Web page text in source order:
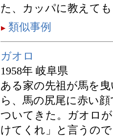
た、カッパに教えて
類似事例
ガオロ
1958年 岐阜県
ある家の先祖が馬を
ら、馬の尻尾に赤い
ついてきた。ガオロ
けてくれ」と言うの